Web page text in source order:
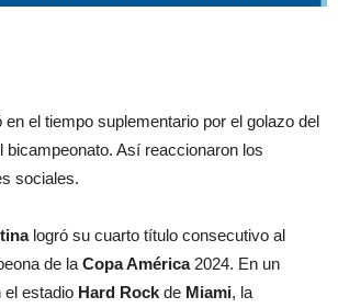
en el tiempo suplementario por el golazo del
bicampeonato. Así reaccionaron los
sociales.
logró su cuarto título consecutivo al
de la Copa América2024. En un
el estadio Hard Rock de Miami, la